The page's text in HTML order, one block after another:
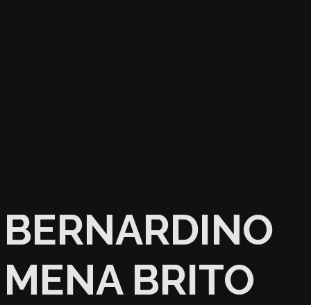
BERNARDINO
MENA BRITO